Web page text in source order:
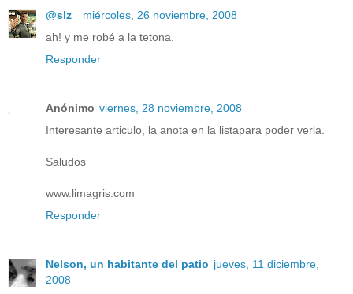
@slz_
miércoles, 26 noviembre, 2008
ah! y me robé a la tetona.
Responder
Anónimo viernes, 28 noviembre, 2008
Interesante articulo, la anota en la listapara poder verla.
Saludos
www.limagris.com
Responder
Nelson, un habitante del patio jueves, 11 diciembre,
2008